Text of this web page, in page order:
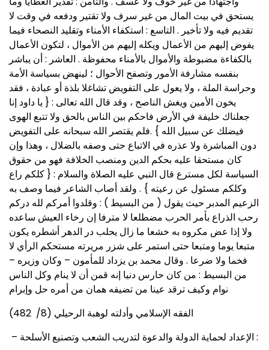
يستحق في بيت المال من غير سرف ولا تقتير ودفعه في وقت لا
تقديم فيه ولا تأخير . التاسع : استكفاء الأمناء وتقليد النصحاء فيما
يفوض إليهم من الأعمال ويكله إليهم من الأموال ، لتكون الأعمال
بالكفاءة مضبوطة والأموال بالأمناء محفوظة . العاشر : أن يباشر
بنفسه مشارفة الأمور وتصفح الأحوال ؛ لينهض بسياسة الأمة
وحراسة الملة ، ولا يعول على التفويض تشاغلا بلذة أو عبادة ، فقد
يخون الأمين ويغش الناصح ، وقد قال الله تعالى : { يا داود إنا
جعلناك خليفة في الأرض فاحكم بين الناس بالحق ولا تتبع الهوى
فيضلك عن سبيل الله } .فلم يقتصر الله سبحانه على التفويض
دون المباشرة ولا عذره في الاتباع حتى وصفه بالضلال ، وهذا وإن
كان مستحقا عليه بحكم الدين ومنصب الخلافة فهو من حقوق
السياسة لكل مسترع قال النبي عليه الصلاة والسلام : { كلكم راع
وكلكم مسئول عن رعيته } . ولقد أصاب الشاعر فيما وصف به
الزعيم المدبر حيث يقول ( من البسيط ) : وقلدوا أمركم لله دركم
رحب الذراع بأمر الحرب مضطلعا لا مترفا إن رخاء العيش ساعده
ولا إذا عض مكروه به خشعا ما زال يحلب در الدهر أشطره يكون
متبعا يوما ومتبعا حتى استمر على شزر مريرته مستحكم الرأي لا
فخما ولا ضرعا . وقال محمد بن يزداد للمأمون – وكان وزيره –
من البسيط : من كان حارس دنيا إنه قمن أن لا ينام وكل الناس
نوام وكيف ترقد عينا من تضيفه همان من أمره حل وإبرام
الفقه الإسلامي وأدلته لوهبة الرحيلي (8/ 482)
– الإعداد لحماية الدولة والدعوة لتدريب الشعب وتصنيع الأسلحة :